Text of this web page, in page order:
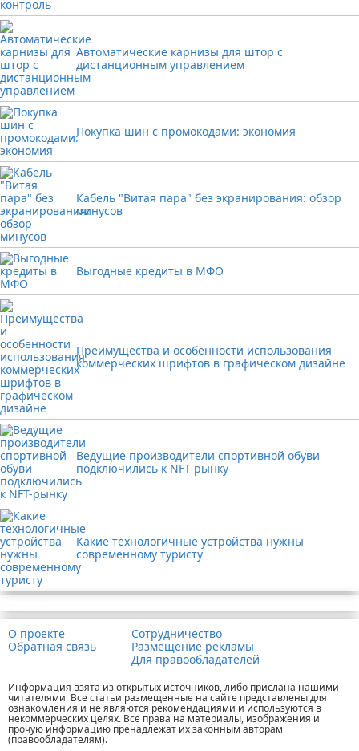
Автоматические карнизы для штор с
дистанционным управлением
Покупка шин с промокодами: экономия
Кабель "Витая пара" без экранирования: обзор
минусов
Выгодные кредиты в МФО
Преимущества и особенности использования
коммерческих шрифтов в графическом дизайне
Ведущие производители спортивной обуви
подключились к NFT-рынку
Какие технологичные устройства нужны
современному туристу
О проекте
Обратная связь
Сотрудничество
Размещение рекламы
Для правообладателей
Информация взята из открытых источников, либо прислана нашими
читателями. Все статьи размещенные на сайте представлены для
ознакомления и не являются рекомендациями и используются в
некоммерческих целях. Все права на материалы, изображения и
прочую информацию пренадлежат их законным авторам
(правообладателям).